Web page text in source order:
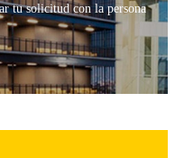
tu solicitud con la persona